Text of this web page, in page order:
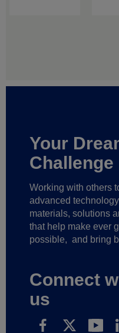
Your
Challenge
Working with others
advanced
materials, solutions
that help make ever
possible, and bring
Connect
us